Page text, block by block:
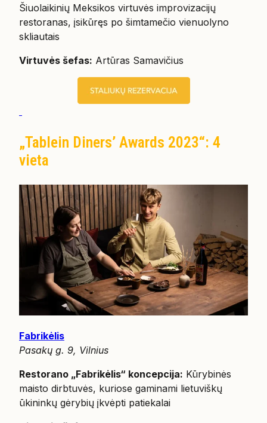
Šiuolaikinių Meksikos virtuvės improvizacijų
restoranas, įsikūręs po šimtamečio vienuolyno
skliautais
Virtuvės šefas: Artūras Samavičius
„Tablein Diners’ Awards 2023“: 4
vieta
Fabrikėlis
Pasakų g. 9, Vilnius
Restorano „Fabrikėlis“ koncepcija: Kūrybinės
maisto dirbtuvės, kuriose gaminami lietuviškų
ūkininkų gėrybių įkvėpti patiekalai